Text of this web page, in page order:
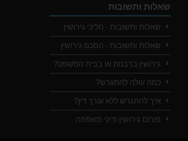
שאלות ותשובות
שאלות ותשובות - הליכי גירושין
שאלות ותשובות - הסכם גירושין
גירושין ברבנות או בבית המשפט?
כמה עולה להתגרש?
איך להתגרש ללא עורך דין?
פורום גירושין ודיני משפחה